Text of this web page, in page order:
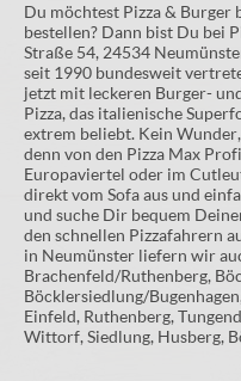
Du möchtest Pizza &
bestellen? Dann bist Du bei
Straße 54, 24534
seit 1990 bundesweit
jetzt mit leckeren Burger-
Pizza, das italienische
extrem beliebt. Kein
denn von den Pizza Max
Europaviertel oder im
direkt vom Sofa aus und
und suche Dir bequem
den schnellen Pizzafahrern
in Neumünster liefern wir
Brachenfeld/Ruthenberg,
Böcklersiedlung/
Einfeld, Ruthenberg,
Wittorf, Siedlung, Husberg,